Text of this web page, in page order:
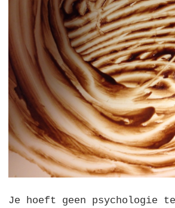
Je hoeft geen psychologie te